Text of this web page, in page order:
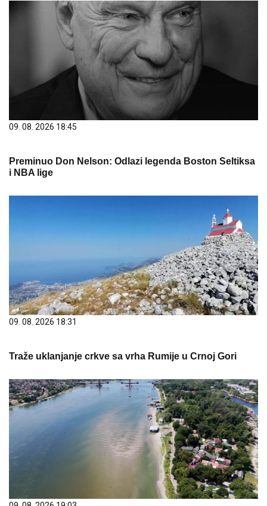
09. 08. 2026 18:45
Preminuo Don Nelson: Odlazi legenda Boston Seltiksa
i NBA lige
09. 08. 2026 18:31
Traže uklanjanje crkve sa vrha Rumije u Crnoj Gori